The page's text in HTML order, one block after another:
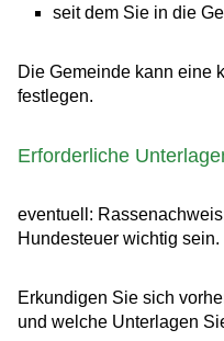
seit dem Sie in die
Die Gemeinde kann eine
festlegen.
Erforderliche
eventuell:
Hundesteuer wichtig sein.
Erkundigen Sie sich
und welche Unterlagen